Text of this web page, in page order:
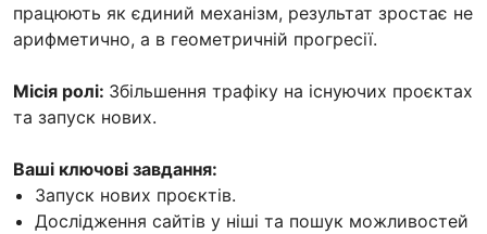
працюють як єдиний механізм, результат зростає не
арифметично, а в геометричній прогресії.
Місія ролі: Збільшення трафіку на існуючих проєктах
та запуск нових.
Ваші ключові завдання:
Запуск нових проєктів.
Дослідження сайтів у ніші та пошук можливостей